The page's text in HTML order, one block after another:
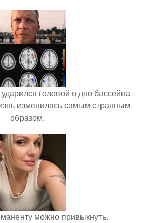
головой о дно бассейна -
изменилась самым странным
образом.
можно привыкнуть.